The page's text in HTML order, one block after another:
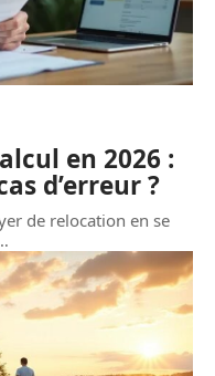
en 2026 :
d’erreur ?
de relocation en se